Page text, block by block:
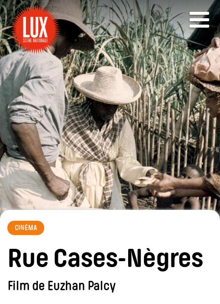
CINÉMA
Rue Cases-Nègres
Film de Euzhan Palcy